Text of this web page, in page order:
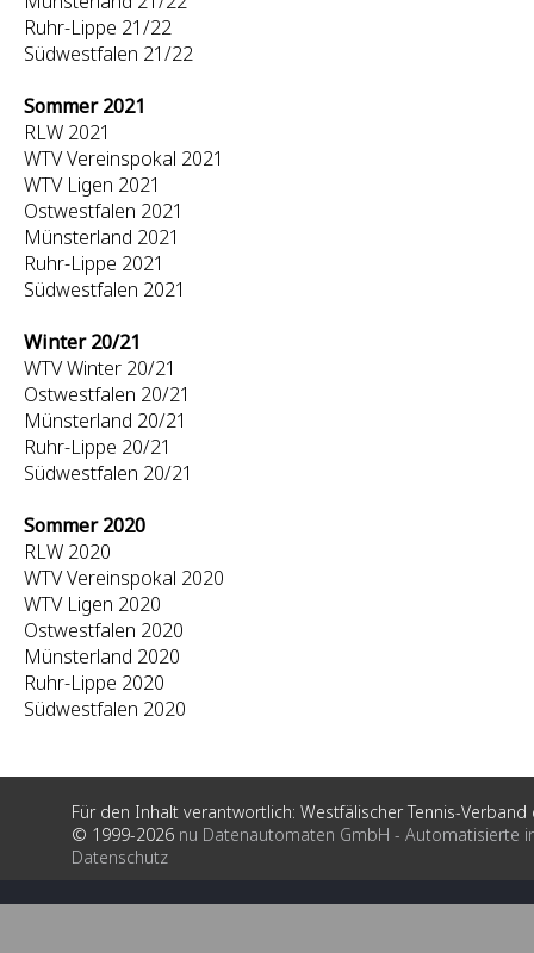
Ruhr-Lippe 21/22
Südwestfalen 21/22
Sommer 2021
RLW 2021
WTV Vereinspokal 2021
WTV Ligen 2021
Ostwestfalen 2021
Münsterland 2021
Ruhr-Lippe 2021
Südwestfalen 2021
Winter 20/21
WTV Winter 20/21
Ostwestfalen 20/21
Münsterland 20/21
Ruhr-Lippe 20/21
Südwestfalen 20/21
Sommer 2020
RLW 2020
WTV Vereinspokal 2020
WTV Ligen 2020
Ostwestfalen 2020
Münsterland 2020
Ruhr-Lippe 2020
Südwestfalen 2020
Für den Inhalt verantwortlich: Westfälischer Tennis-Verband
© 1999-2026 nu Datenautomaten GmbH - Automatisierte
Datenschutz